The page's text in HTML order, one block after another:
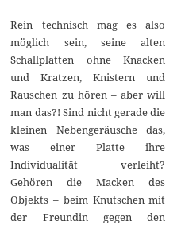
Rein technisch mag es also
möglich sein, seine alten
Schallplatten ohne Knacken
und Kratzen, Knistern und
Rauschen zu hören – aber will
man das?! Sind nicht gerade die
kleinen Nebengeräusche das,
was einer Platte ihre
Individualität verleiht?
Gehören die Macken des
Objekts – beim Knutschen mit
der Freundin gegen den